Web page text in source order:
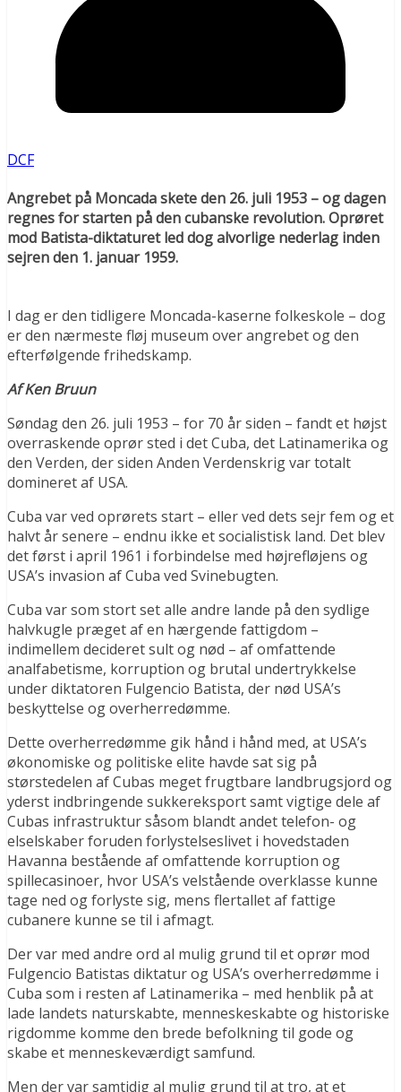
DCF
Angrebet på Moncada skete den 26. juli 1953 – og dagen
regnes for starten på den cubanske revolution. Oprøret
mod Batista-diktaturet led dog alvorlige nederlag inden
sejren den 1. januar 1959.
I dag er den tidligere Moncada-kaserne folkeskole – dog
er den nærmeste fløj museum over angrebet og den
efterfølgende frihedskamp.
Af Ken Bruun
Søndag den 26. juli 1953 – for 70 år siden – fandt et højst
overraskende oprør sted i det Cuba, det Latinamerika og
den Verden, der siden Anden Verdenskrig var totalt
domineret af USA.
Cuba var ved oprørets start – eller ved dets sejr fem og et
halvt år senere – endnu ikke et socialistisk land. Det blev
det først i april 1961 i forbindelse med højrefløjens og
USA’s invasion af Cuba ved Svinebugten.
Cuba var som stort set alle andre lande på den sydlige
halvkugle præget af en hærgende fattigdom –
indimellem decideret sult og nød – af omfattende
analfabetisme, korruption og brutal undertrykkelse
under diktatoren Fulgencio Batista, der nød USA’s
beskyttelse og overherredømme.
Dette overherredømme gik hånd i hånd med, at USA’s
økonomiske og politiske elite havde sat sig på
størstedelen af Cubas meget frugtbare landbrugsjord og
yderst indbringende sukkereksport samt vigtige dele af
Cubas infrastruktur såsom blandt andet telefon- og
elselskaber foruden forlystelseslivet i hovedstaden
Havanna bestående af omfattende korruption og
spillecasinoer, hvor USA’s velstående overklasse kunne
tage ned og forlyste sig, mens flertallet af fattige
cubanere kunne se til i afmagt.
Der var med andre ord al mulig grund til et oprør mod
Fulgencio Batistas diktatur og USA’s overherredømme i
Cuba som i resten af Latinamerika – med henblik på at
lade landets naturskabte, menneskeskabte og historiske
rigdomme komme den brede befolkning til gode og
skabe et menneskeværdigt samfund.
Men der var samtidig al mulig grund til at tro, at et